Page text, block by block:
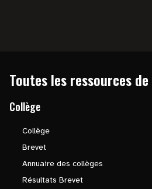
Toutes les ressources de
Collège
Collège
Brevet
Annuaire des collèges
Résultats Brevet